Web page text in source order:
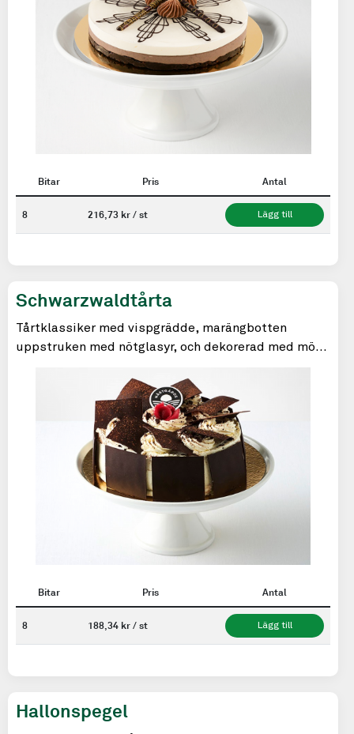
Bitar Pris Antal
8 216,73 kr / st Lägg till
Schwarzwaldtårta
Tårtklassiker med vispgrädde, marängbotten
uppstruken med nötglasyr, och dekorerad med mörk
Bitar Pris Antal
8 188,34 kr / st Lägg till
Hallonspegel